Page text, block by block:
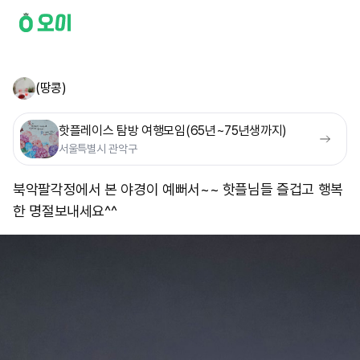
(땅콩)
핫플레이스 탐방 여행모임(65년~75년생까지)
서울특별시 관악구
북악팔각정에서 본 야경이 예뻐서~~ 핫플님들 즐겁고 행복
한 명절보내세요^^ ​